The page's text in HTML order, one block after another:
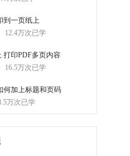
的 部分内
01:05
01:14
到一页纸上
12.4万次已学
打印PDF多页内容
16.5万次已学
何加上标题和页码
万次已学